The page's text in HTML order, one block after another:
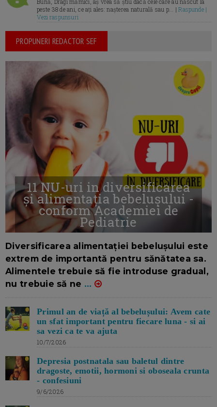
peste 38 de ani, ce ați ales: nașterea naturală sau p... |Raspunde |
Vezi raspunsuri
PROPUNERI REDACTOR SEF
11 NU-uri in diversificarea
și alimentația bebelușului -
conform Academiei de
Pediatrie
Diversificarea alimentației bebelușului este
extrem de importantă pentru sănătatea sa.
Alimentele trebuie să fie introduse gradual,
nu trebuie să ne ...
Primul an de viață al bebelușului: Avem cate
un sfat important pentru fiecare luna - si ai
sa vezi ca te va ajuta
10/7/2026
Depresia postnatala sau baletul dintre
dragoste, emotii, hormoni si oboseala crunta
- confesiuni
9/6/2026